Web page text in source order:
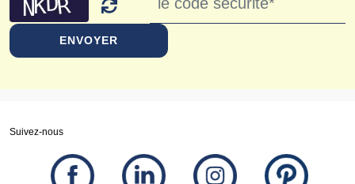
ENVOYER
Suivez-nous